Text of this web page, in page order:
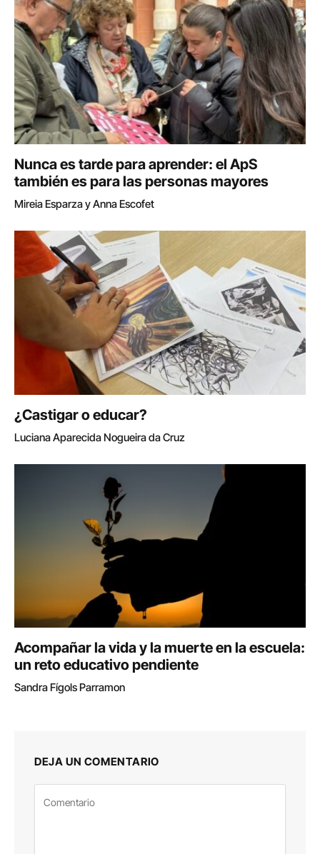
Nunca es tarde para aprender: el ApS
también es para las personas mayores
Mireia Esparza y Anna Escofet
¿Castigar o educar?
Luciana Aparecida Nogueira da Cruz
Acompañar la vida y la muerte en la escuela:
un reto educativo pendiente
Sandra Fígols Parramon
DEJA UN COMENTARIO